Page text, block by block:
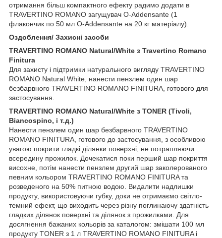
отримання більш компактного ефекту радимо додати в
TRAVERTINO ROMANO загущувач O-Addensante (1
флакончик по 50 мл O-Addensante на 20 кг матеріалу).
Оздоблення/ Захисні засоби
TRAVERTINO ROMANO Natural/White з Travertino Romano
Finitura
Для захисту і підтримки натурального вигляду TRAVERTINO
ROMANO Natural White, нанести пензлем один шар
безбарвного TRAVERTINO ROMANO FINITURA, готового для
застосування.
TRAVERTINO ROMANO Natural/White з TONER (Tivoli,
Biancospino, і т.д.)
Нанести пензлем один шар безбарвного TRAVERTINO
ROMANO FINITURA, готового до застосування, з особливою
увагою покрити гладкі ділянки поверхні, не потрапляючи
всередину прожилок. Дочекатися поки перший шар покриття
висохне, потім нанести пензлем другий шар заколерованого
певним кольором TRAVERTINO ROMANO FINITURA та
розведеного на 50% питною водою. Видалити надлишки
продукту, використовуючи губку, доки не отримаємо світло-
темний ефект, що виходить через різну поглинаючу здатність
гладких ділянок поверхні та ділянок з прожилками. Для
досягнення бажаних кольорів за каталогом: змішати 100 мл
продукту TONER з 1 л TRAVERTINO ROMANO FINITURA і